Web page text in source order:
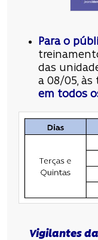
Para o
das
a 08/05, às
em todos
Vigilantes